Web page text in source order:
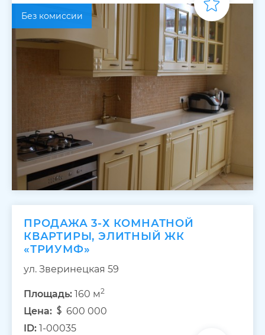
Без комиссии
ПРОДАЖА 3-Х КОМНАТНОЙ
КВАРТИРЫ, ЭЛИТНЫЙ ЖК
«ТРИУМФ»
ул. Зверинецкая 59
Площадь: 160 м2
Цена:
600 000
ID: 1-00035